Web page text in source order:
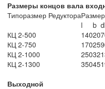
Размеры концов вала
Типоразмер Редуктора
l
b
КЦ 2-500
14020
КЦ 2-750
17025
КЦ 2-1000
25032
КЦ 2-1300
35045
Выходной